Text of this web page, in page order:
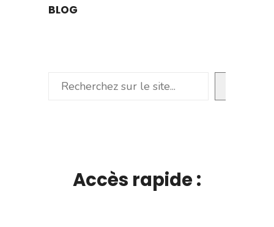
BLOG
Rechercher
Accès rapide :